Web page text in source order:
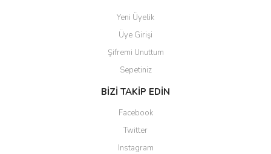
Yeni Üyelik
Üye Girişi
Şifremi Unuttum
Sepetiniz
BİZİ TAKİP EDİN
Facebook
Twitter
Instagram